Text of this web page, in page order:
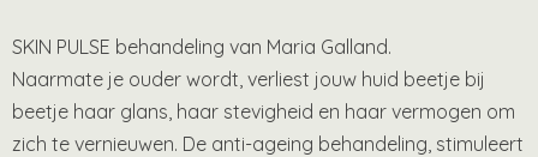
SKIN PULSE behandeling van Maria Galland.
Naarmate je ouder wordt, verliest jouw huid beetje bij
beetje haar glans, haar stevigheid en haar vermogen om
zich te vernieuwen. De anti-ageing behandeling, stimuleert